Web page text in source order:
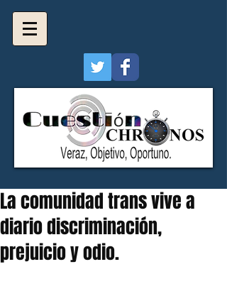
La comunidad trans vive a
diario discriminación,
prejuicio y odio.